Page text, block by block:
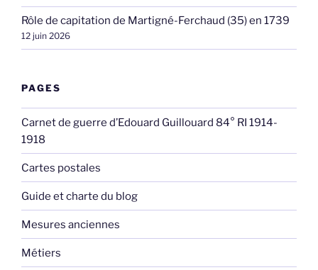
Rôle de capitation de Martigné-Ferchaud (35) en 1739
12 juin 2026
PAGES
Carnet de guerre d’Edouard Guillouard 84° RI 1914-
1918
Cartes postales
Guide et charte du blog
Mesures anciennes
Métiers